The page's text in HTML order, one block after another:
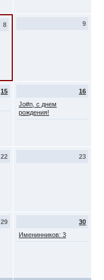
8 9
15
16
Jo#n, с днем
рождения!
22 23
29
30
Именинников: 3